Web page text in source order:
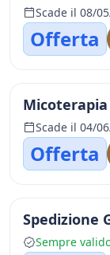
Scade il 08/
Offerta
Scade il 04/
Offerta
Spedizione
Sempre